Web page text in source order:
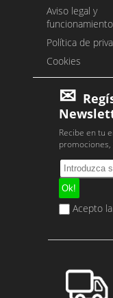
Aviso legal y
funcionamiento
Política de
Cookies
Recibe en tu
promociones,
Acepto la